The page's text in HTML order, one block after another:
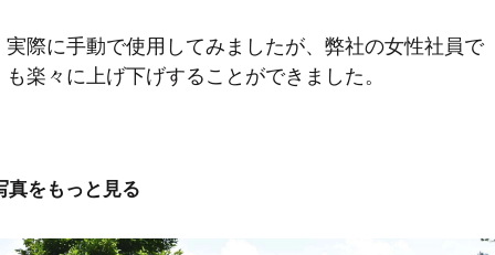
実際に手動で使用してみましたが、弊社の女性社員で
も楽々に上げ下げすることができました。
真をもっと見る